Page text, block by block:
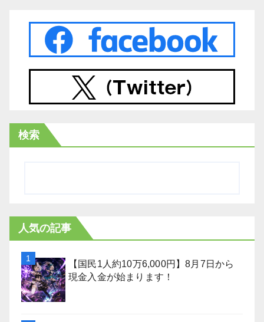
検索
人気の記事
【国民1人約10万6,000円】8月7日から
現金入金が始まります！